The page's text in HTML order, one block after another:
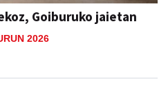
Goiburuko jaietan
2026